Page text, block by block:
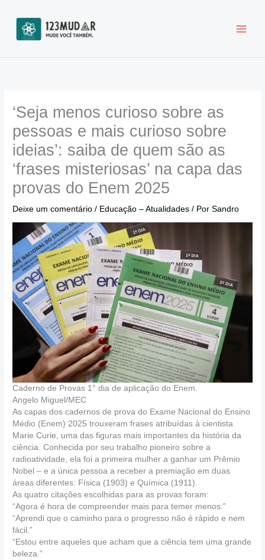
para
conteúdo
‘Seja menos curioso sobre as
pessoas e mais curioso sobre
ideias’: saiba de quem são as
‘frases misteriosas’ na capa das
provas do Enem 2025
Deixe um comentário / Educação – Atualidades / PorSandro
Caderno de Provas 1° dia de aplicação do Enem.
Angelo Miguel/MEC
As capas dos cadernos de prova do Exame Nacional do Ensino
Médio (Enem) 2025 trouxeram frases atribuídas à cientista
Marie Curie, uma das figuras mais importantes da história da
ciência. Conhecida por seu trabalho pioneiro sobre a
radioatividade, ela foi a primeira mulher a ganhar um Prêmio
Nobel – e a única pessoa a receber a premiação em duas
áreas diferentes: Física (1903) e Química (1911).
As quatro citações escolhidas para as provas foram:
“Agora é hora de compreender mais para temer menos.”
“Aprendi que o caminho para o progresso não é rápido e nem
fácil.”
“Estou entre aqueles que acham que a ciência tem uma grande
beleza.”